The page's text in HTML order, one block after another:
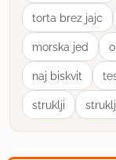
uporabno
torta brez jajc
morska jed
naj biskvit
struklji